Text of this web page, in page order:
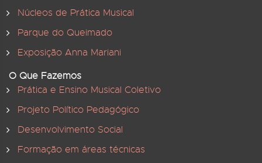
Núcleos de Prática Musical
Parque do Queimado
Exposição Anna Mariani
O Que Fazemos
Prática e Ensino Musical Coletivo
Projeto Político Pedagógico
Desenvolvimento Social
Formação em áreas técnicas